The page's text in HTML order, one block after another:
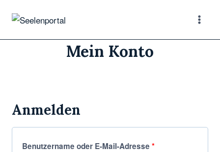
Mein Konto
Anmelden
Benutzername oder E-Mail-Adresse *